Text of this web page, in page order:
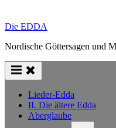
Die EDDA
Nordische Göttersagen und
Lieder-Edda
II. Die ältere Edda
Aberglaube